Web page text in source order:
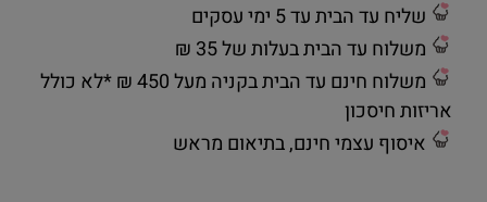
שליח עד הבית עד 5 ימי עסקים
משלוח עד הבית בעלות של 35 ₪
משלוח חינם עד הבית בקניה מעל 450 ₪ *לא כולל
אריזות חיסכון
איסוף עצמי חינם, בתיאום מראש